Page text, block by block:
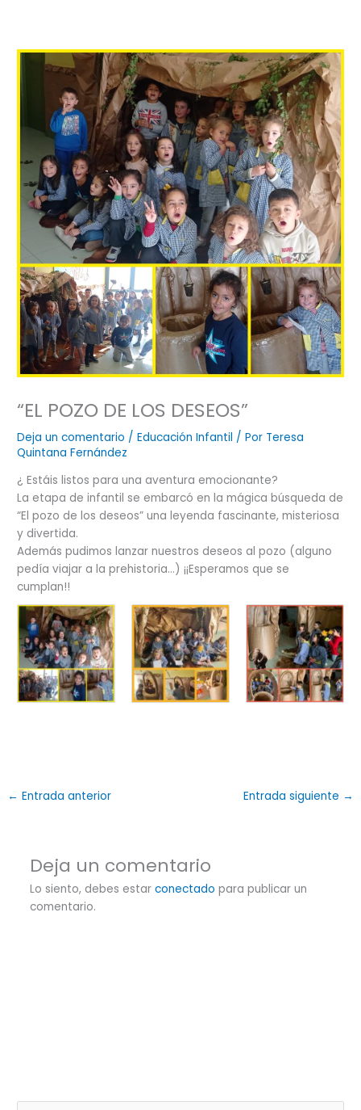
“EL POZO DE LOS DESEOS”
Deja un comentario /Educación Infantil / Por Teresa
Quintana Fernández
¿ Estáis listos para una aventura emocionante?
La etapa de infantil se embarcó en la mágica búsqueda de
“El pozo de los deseos” una leyenda fascinante, misteriosa
y divertida.
Además pudimos lanzar nuestros deseos al pozo (alguno
pedía viajar a la prehistoria…) ¡¡Esperamos que se
cumplan!!
← Entrada anterior Entrada siguiente →
Deja un comentario
Lo siento, debes estar conectado para publicar un
comentario.